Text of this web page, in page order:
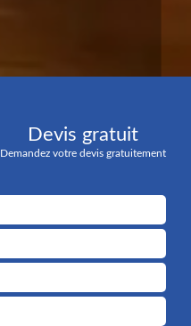
Devis gratuit
Demandez votre devis gratuitement